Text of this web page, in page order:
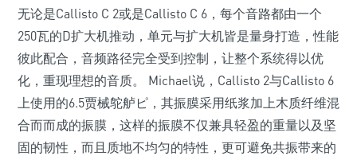
无论是Callisto C 2或是Callisto C 6，每个音路都由一个
250瓦的D扩大机推动，单元与扩大机皆是量身打造，性能
彼此配合，音频路径完全受到控制，让整个系统得以优
化，重现理想的音质。 Michael说，Callisto 2与Callisto 6
上使用的6.5贾械鸵舻ピ，其振膜采用纸浆加上木质纤维混
合而而成的振膜，这样的振膜不仅兼具轻盈的重量以及坚
固的韧性，而且质地不均匀的特性，更可避免共振带来的